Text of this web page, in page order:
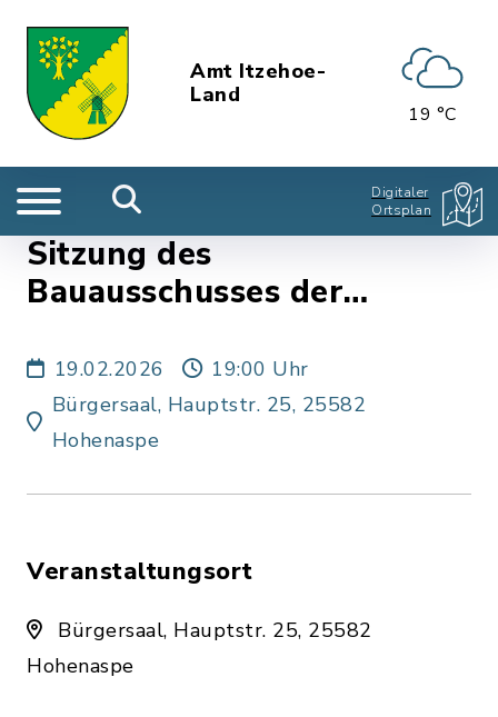
Amt Itzehoe-
Land
19 °C
Digitaler
Ortsplan
Sitzung des
Bauausschusses der
19.02.2026
19:00 Uhr
Bürgersaal, Hauptstr. 25, 25582
Hohenaspe
Veranstaltungsort
Bürgersaal, Hauptstr. 25, 25582
Hohenaspe